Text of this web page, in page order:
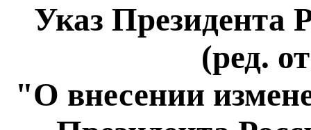
Указ Президента
(ред.
"О внесении